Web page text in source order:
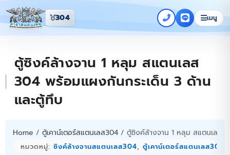
304 เมนู
ตู้ซิงค์ล้างจาน 1 หลุม สแตนเลส
304 พร้อมแผงกันกระเด็น 3 ด้าน
และตู้ทึบ
Home / ตู้เคาน์เตอร์สแตนเลส304 / ตู้ซิงค์ล้างจาน 1 หลุม สแตนเลส
หมวดหมู่: ซิงค์ล้างจานสแตนเลส304, ตู้เคาน์เตอร์สแตนเลส304